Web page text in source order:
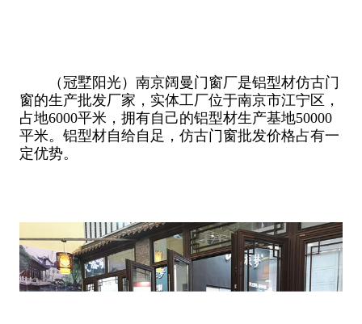
（冠墅阳光）南京阔曼门窗厂是铝型材仿古门
窗的生产批发厂家，实体工厂位于南京市江宁区，
占地6000平米，拥有自己的铝型材生产基地50000
平米。铝型材自给自足，仿古门窗批发价格占有一
定优势。